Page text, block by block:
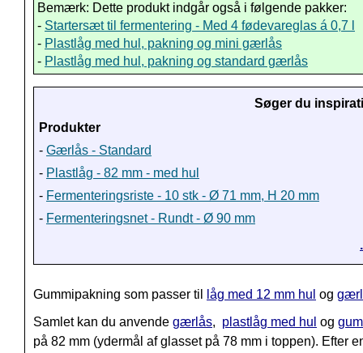
Bemærk: Dette produkt indgår også i følgende pakker:
- Startersæt til fermentering - Med 4 fødevareglas á 0,7 l
- Plastlåg med hul, pakning og mini gærlås
- Plastlåg med hul, pakning og standard gærlås
Søger du
Produkter
- Gærlås - Standard
- Plastlåg - 82 mm - med hul
- Fermenteringsriste - 10 stk - Ø 71 mm, H 20 mm
- Fermenteringsnet - Rundt - Ø 90 mm
Gummipakning som passer til låg med 12 mm hul og
Samlet kan du anvende gærlås, plastlåg med hul og
på 82 mm (ydermål af glasset på 78 mm i toppen). Efter